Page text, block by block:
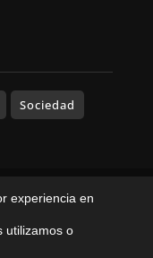
Sociedad
Todos los
de Cookies
experiencia en
utilizamos o